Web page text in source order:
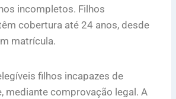
incompletos. Filhos
cobertura até 24 anos, desde
matrícula.
filhos incapazes de
mediante comprovação legal. A